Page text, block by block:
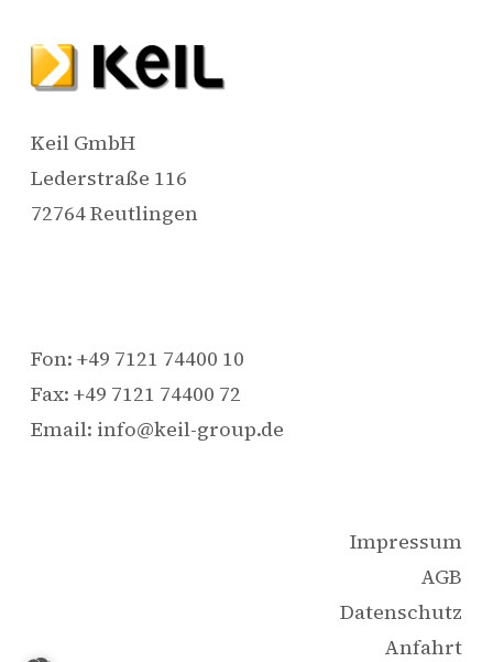
Keil GmbH
Lederstraße 116
72764 Reutlingen
Fon: +49 7121 74400 10
Fax: +49 7121 74400 72
Email: info@keil-group.de
Impressum
AGB
Datenschutz
Anfahrt